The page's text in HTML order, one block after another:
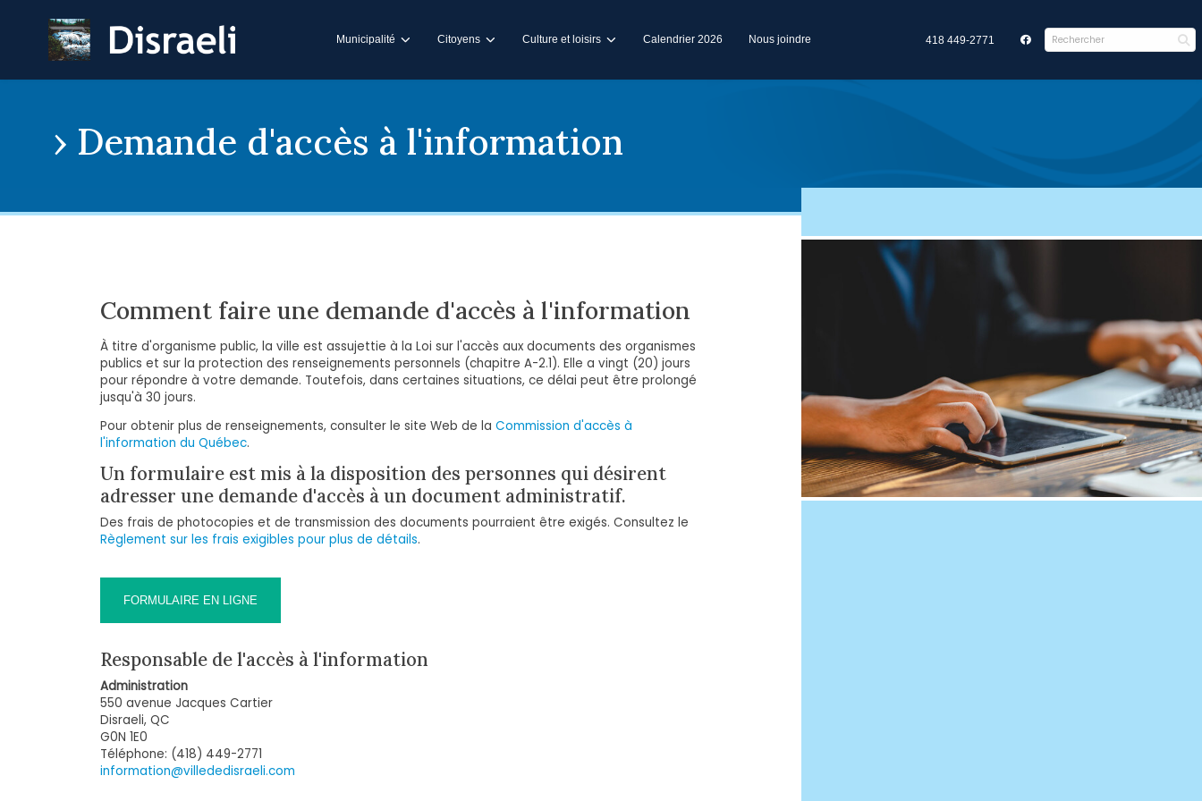
Municipalité Citoyens Culture et loisirs Calendrier 2026 Nous joindre 418 449-2771
Demande d'accès à l'information
Comment faire une demande d'accès à l'information
À titre d'organisme public, la ville est assujettie à la Loi sur l'accès aux documents des organismes
publics et sur la protection des renseignements personnels (chapitre A-2.1). Elle a vingt (20) jours
pour répondre à votre demande. Toutefois, dans certaines situations, ce délai peut être prolongé
jusqu'à 30 jours.
Pour obtenir plus de renseignements, consulter le site Web de la Commission d'accès à
l'information du Québec.
Un formulaire est mis à la disposition des personnes qui désirent
adresser une demande d'accès à un document administratif.
Des frais de photocopies et de transmission des documents pourraient être exigés. Consultez le
Règlement sur les frais exigibles pour plus de détails.
FORMULAIRE EN LIGNE
Responsable de l'accès à l'information
Administration
550 avenue Jacques Cartier
Disraeli, QC
G0N 1E0
Téléphone: (418) 449-2771
information@villededisraeli.com